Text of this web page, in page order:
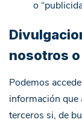
o
nosotros
Podemos
información que
terceros si, de